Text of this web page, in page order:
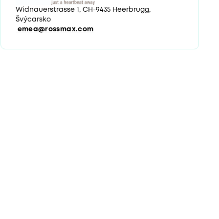
Widnauerstrasse 1, CH-9435 Heerbrugg,
Švýcarsko
emea@rossmax.com